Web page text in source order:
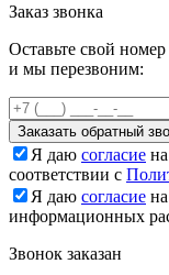
Заказ звонка
Оставьте свой
и мы перезвоним:
Заказать обратный
Я даю согласие
соответствии с
Я даю согласие
информационных
Звонок заказан